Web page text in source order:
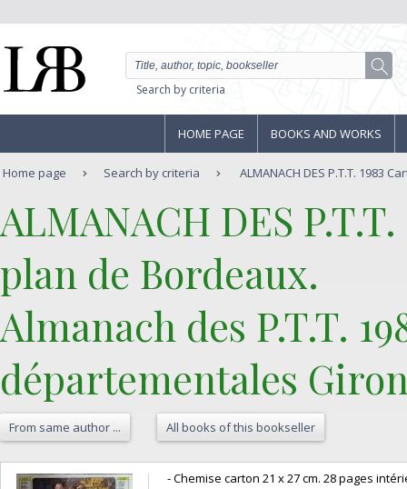
Search by criteria
HOME PAGE BOOKS AND WORKS
Home page Search by criteria ALMANACH DES P.T.T. 1983
‎ALMANACH DES
plan de Bordeaux.‎
‎Almanach des P.T.T.
départementales
From same author ... All books of this bookseller
‎- Chemise carton 21 x 27 cm. 28 pages